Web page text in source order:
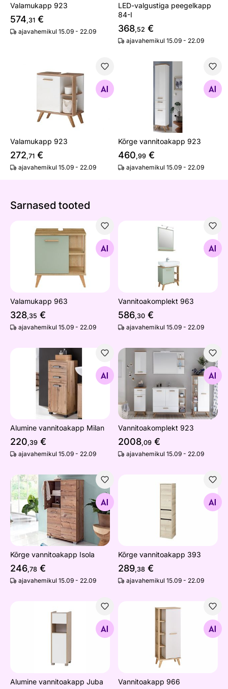
Valamukapp 923
574,31 €
ajavahemikul 15.09 - 22.09
LED-valgustiga peegelkapp
84-I
368,52 €
ajavahemikul 15.09 - 22.09
Valamukapp 923
Otsi sarnaseid
Valamukapp 923
272,71 €
ajavahemikul 15.09 - 22.09
Kõrge vannitoakapp 923
Otsi sarnaseid
Kõrge vannitoakapp 923
460,99 €
ajavahemikul 15.09 - 22.09
Sarnased tooted
Valamukapp 963
Otsi sarnaseid
Valamukapp 963
328,35 €
ajavahemikul 15.09 - 22.09
Vannitoakomplekt 963
Otsi sarnaseid
Vannitoakomplekt 963
586,30 €
ajavahemikul 15.09 - 22.09
Alumine vannitoakapp Milan
Otsi sarnaseid
Alumine vannitoakapp Milan
220,39 €
ajavahemikul 15.09 - 22.09
Vannitoakomplekt 923
Otsi sarnaseid
Vannitoakomplekt 923
2008,09 €
ajavahemikul 15.09 - 22.09
Kõrge vannitoakapp Isola
Otsi sarnaseid
Kõrge vannitoakapp Isola
246,78 €
ajavahemikul 15.09 - 22.09
Kõrge vannitoakapp 393
Otsi sarnaseid
Kõrge vannitoakapp 393
289,38 €
ajavahemikul 15.09 - 22.09
Alumine vannitoakapp Juba
Otsi sarnaseid
Alumine vannitoakapp Juba
Vannitoakapp 966
Otsi sarnaseid
Vannitoakapp 966